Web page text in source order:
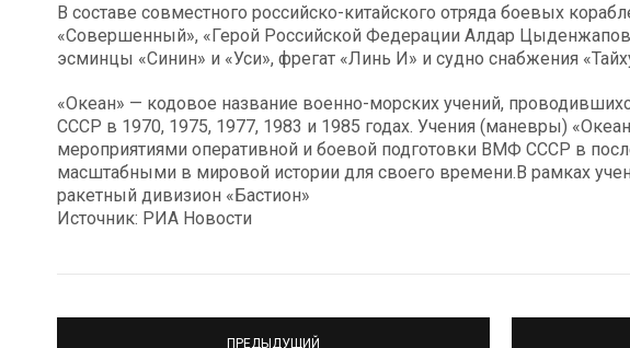
В составе совместного российско-китайского отряда боевых
«Совершенный», «Герой Российской Федерации Алдар
эсминцы «Синин» и «Уси», фрегат «Линь И» и судно снабжения
«Океан» — кодовое название военно-морских учений,
СССР в 1970, 1975, 1977, 1983 и 1985 годах. Учения (маневры)
мероприятиями оперативной и боевой подготовки ВМФ СССР в
масштабными в мировой истории для своего времени.В рамках
ракетный дивизион «Бастион»
Источник: РИА Новости
ПРЕДЫДУЩИЙ